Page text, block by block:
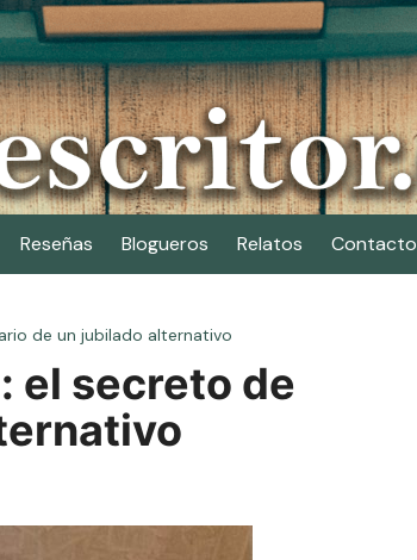
Reseñas Blogueros Relatos Contacto
de un jubilado alternativo
el secreto de